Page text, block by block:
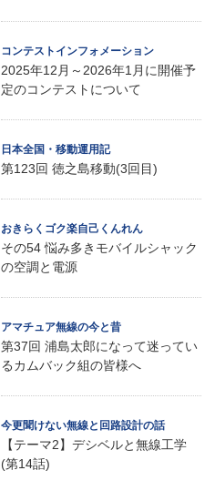
コンテストインフォメーション
2025年12月～2026年1月に開催予
定のコンテストについて
日本全国・移動運用記
第123回 徳之島移動(3回目)
おきらくゴク楽自己くんれん
その54 悩み多きモバイルシャック
の空調と電源
アマチュア無線の今と昔
第37回 浦島太郎になって迷ってい
るカムバック組の皆様へ
今更聞けない無線と回路設計の話
【テーマ2】デシベルと無線工学
(第14話)